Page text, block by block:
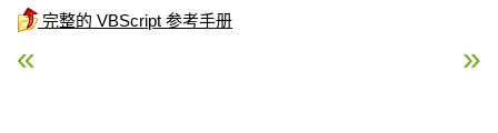
完整的 VBScript 参考手册
« VBScript Year 函数 VBScript CBool 函数 »